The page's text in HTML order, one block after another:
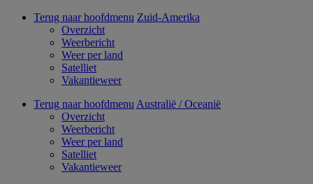
Terug naar hoofdmenu Zuid-Amerika
Overzicht
Weerbericht
Weer per land
Satelliet
Vakantieweer
Terug naar hoofdmenu Australië / Oceanië
Overzicht
Weerbericht
Weer per land
Satelliet
Vakantieweer